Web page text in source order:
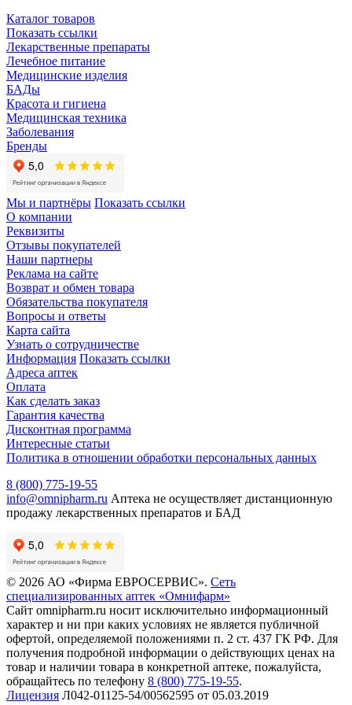
Каталог товаров
Показать ссылки
Лекарственные препараты
Лечебное питание
Медицинские изделия
БАДы
Красота и гигиена
Медицинская техника
Заболевания
Бренды
Мы и партнёры Показать ссылки
О компании
Реквизиты
Отзывы покупателей
Наши партнеры
Реклама на сайте
Возврат и обмен товара
Обязательства покупателя
Вопросы и ответы
Карта сайта
Узнать о сотрудничестве
Информация Показать ссылки
Адреса аптек
Оплата
Как сделать заказ
Гарантия качества
Дисконтная программа
Интересные статьи
Политика в отношении обработки персональных данных
8 (800) 775-19-55
info@omnipharm.ru Аптека не осуществляет дистанционную
продажу лекарственных препаратов и БАД
© 2026 АО «Фирма ЕВРОСЕРВИС». Сеть
специализированных аптек «Омнифарм»
Сайт omnipharm.ru носит исключительно информационный
характер и ни при каких условиях не является публичной
офертой, определяемой положениями п. 2 ст. 437 ГК РФ. Для
получения подробной информации о действующих ценах на
товар и наличии товара в конкретной аптеке, пожалуйста,
обращайтесь по телефону 8 (800) 775-19-55.
Лицензия Л042-01125-54/00562595 от 05.03.2019